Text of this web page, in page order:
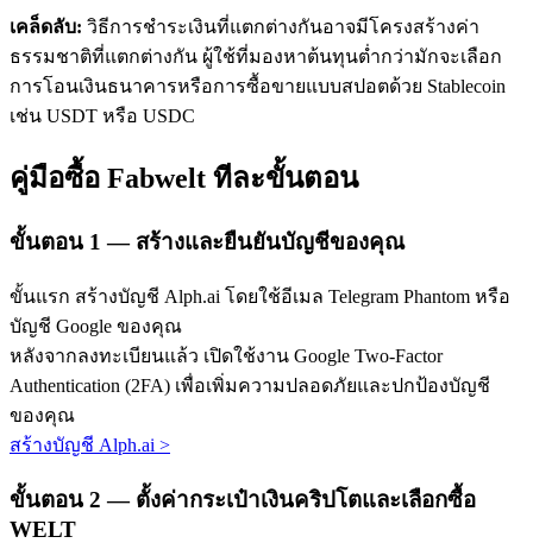
เรียนรู้ Staking
เรียนรู้เกี่ยวกับการสร้างรายได้แบบพาสซีฟ
AI
เคล็ดลับ: วิธีการชำระเงินที่แตกต่างกันอาจมีโครงสร้างค่า
ธรรมชาติที่แตกต่างกัน ผู้ใช้ที่มองหาต้นทุนต่ำกว่ามักจะเลือก
การโอนเงินธนาคารหรือการซื้อขายแบบสปอตด้วย Stablecoin
เช่น USDT หรือ USDC
คู่มือซื้อ Fabwelt ทีละขั้นตอน
ขั้นตอน 1 — สร้างและยืนยันบัญชีของคุณ
ขั้นแรก สร้างบัญชี Alph.ai โดยใช้อีเมล Telegram Phantom หรือ
บัญชี Google ของคุณ
หลังจากลงทะเบียนแล้ว เปิดใช้งาน Google Two-Factor
Authentication (2FA) เพื่อเพิ่มความปลอดภัยและปกป้องบัญชี
ของคุณ
สร้างบัญชี Alph.ai >
ขั้นตอน 2 — ตั้งค่ากระเป๋าเงินคริปโตและเลือกซื้อ
WELT